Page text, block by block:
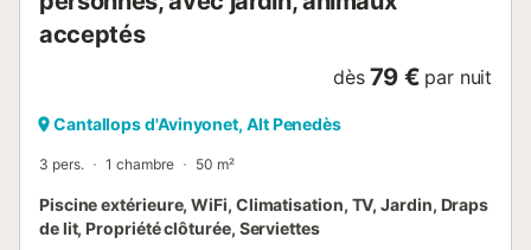
acceptés
dès 79 € par nuit
Cantallops d'Avinyonet, Alt Penedès
3 pers. 1 chambre 50 m²
Piscine extérieure, WiFi, Climatisation, TV, Jardin, Draps
de lit, Propriété clôturée, Serviettes